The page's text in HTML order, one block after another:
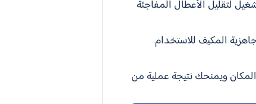
لتقليل الأعطال المفاجئة
المكيف للاستخدام
ويمنحك نتيجة عملية من